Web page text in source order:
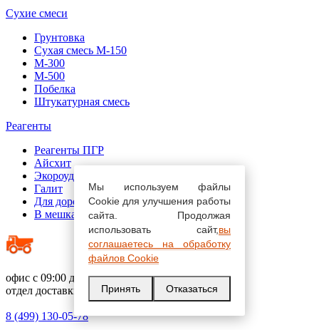
Сухие смеси
Грунтовка
Сухая смесь М-150
М-300
М-500
Побелка
Штукатурная смесь
Реагенты
Реагенты ПГР
Айсхит
Экороуд
Галит
Для дорог
В мешках
офис с 09:00 до 19:00
отдел доставки с 09:00 до 22:00
8 (499) 130-05-78
Мы используем файлы
Cookie для улучшения работы
сайта. Продолжая
использовать сайт,вы
соглашаетесь на обработку
файлов Cookie
Принять Отказаться